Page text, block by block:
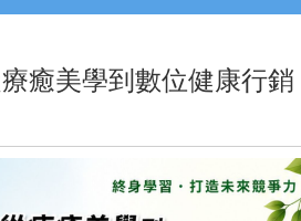
癒美學到數位健康行銷